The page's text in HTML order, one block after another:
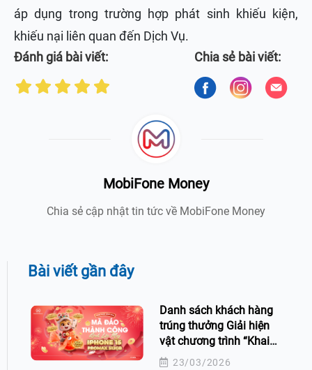
áp dụng trong trường hợp phát sinh khiếu kiện,
khiếu nại liên quan đến Dịch Vụ.
Đánh giá bài viết:
Chia sẻ bài viết:
MobiFone Money
Chia sẻ cập nhật tin tức về MobiFone Money
Bài viết gần đây
Danh sách khách hàng
trúng thưởng Giải hiện
vật chương trình “Khai
xuân Bính Ngọ - Mã đáo
23/03/2026